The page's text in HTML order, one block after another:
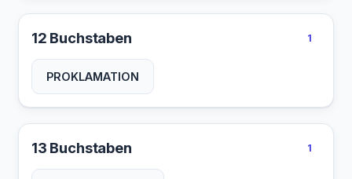
12 Buchstaben 1
PROKLAMATION
13 Buchstaben 1